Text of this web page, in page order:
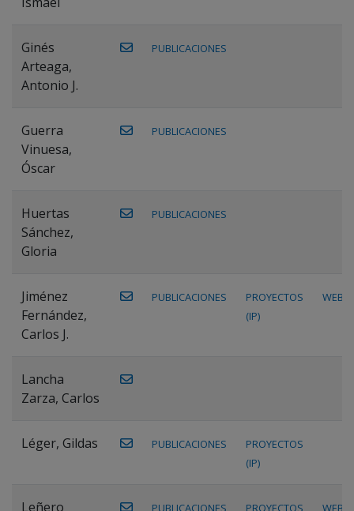
Ginés
Arteaga,
Antonio J.
PUBLICACIONES
Guerra
Vinuesa,
Óscar
PUBLICACIONES
Huertas
Sánchez,
Gloria
PUBLICACIONES
Jiménez
Fernández,
Carlos J.
PUBLICACIONES
PROYECTOS
(IP)
WEB
Lancha
Zarza, Carlos
Léger, Gildas PUBLICACIONES
PROYECTOS
(IP)
Leñero
PUBLICACIONES
PROYECTOS
WEB